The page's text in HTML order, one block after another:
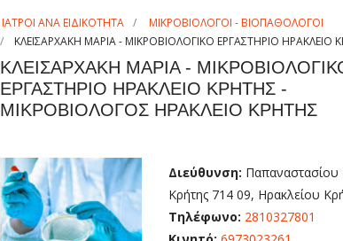
ΙΑΤΡΟΙ ΑΝΑ ΕΙΔΙΚΟΤΗΤΑ
ΜΙΚΡΟΒΙΟΛΟΓΟΙ - ΒΙΟΠΑΘΟΛΟΓΟΙ
ΚΛΕΙΣΑΡΧΑΚΗ ΜΑΡΙΑ - ΜΙΚΡΟΒΙΟΛΟΓΙΚΟ ΕΡΓΑΣΤΗΡΙΟ
ΚΛΕΙΣΑΡΧΑΚΗ ΜΑΡΙΑ -
ΕΡΓΑΣΤΗΡΙΟ ΗΡΑΚΛΕΙΟ ΚΡΗΤΗΣ -
ΜΙΚΡΟΒΙΟΛΟΓΟΣ ΗΡΑΚΛΕΙΟ ΚΡΗΤΗΣ
Διεύθυνση: Παπαναστασίου
Κρήτης 714 09, Ηρακλείου
Τηλέφωνο: 2810327801